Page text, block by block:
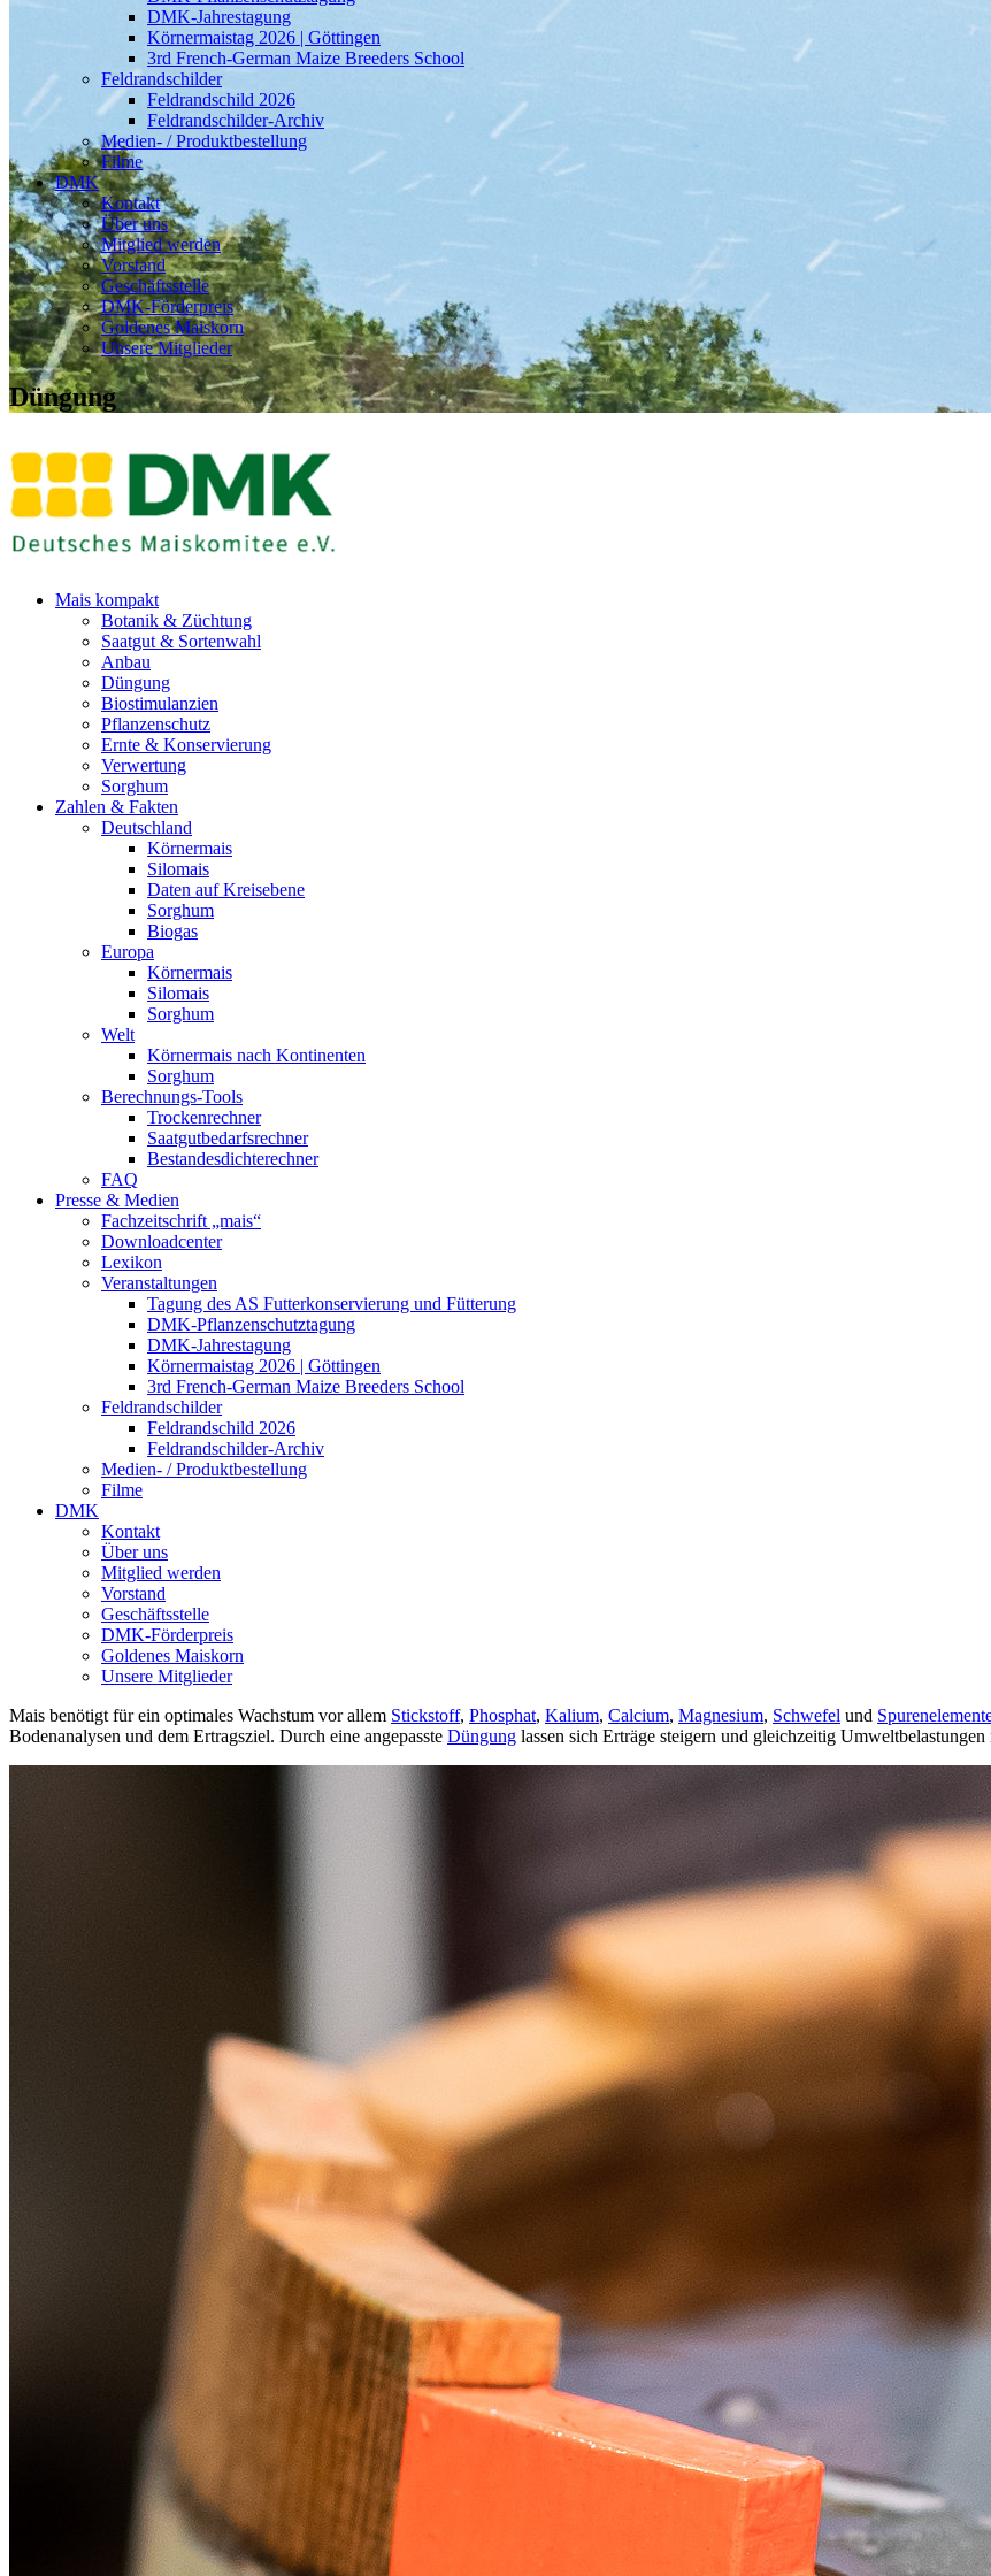
DMK-Jahrestagung
Körnermaistag 2026 | Göttingen
3rd French-German Maize Breeders School
Feldrandschilder
Feldrandschild 2026
Feldrandschilder-Archiv
Medien- / Produktbestellung
Filme
DMK
Kontakt
Über uns
Mitglied werden
Vorstand
Geschäftsstelle
DMK-Förderpreis
Goldenes Maiskorn
Unsere Mitglieder
Düngung
Mais kompakt
Botanik & Züchtung
Saatgut & Sortenwahl
Anbau
Düngung
Biostimulanzien
Pflanzenschutz
Ernte & Konservierung
Verwertung
Sorghum
Zahlen & Fakten
Deutschland
Körnermais
Silomais
Daten auf Kreisebene
Sorghum
Biogas
Europa
Körnermais
Silomais
Sorghum
Welt
Körnermais nach Kontinenten
Sorghum
Berechnungs-Tools
Trockenrechner
Saatgutbedarfsrechner
Bestandesdichterechner
FAQ
Presse & Medien
Fachzeitschrift „mais“
Downloadcenter
Lexikon
Veranstaltungen
Tagung des AS Futterkonservierung und Fütterung
DMK-Pflanzenschutztagung
DMK-Jahrestagung
Körnermaistag 2026 | Göttingen
3rd French-German Maize Breeders School
Feldrandschilder
Feldrandschild 2026
Feldrandschilder-Archiv
Medien- / Produktbestellung
Filme
DMK
Kontakt
Über uns
Mitglied werden
Vorstand
Geschäftsstelle
DMK-Förderpreis
Goldenes Maiskorn
Unsere Mitglieder
Mais benötigt für ein optimales Wachstum vor allem Stickstoff, Phosphat, Kalium, Calcium, Magnesium, Schwefel und
Bodenanalysen und dem Ertragsziel. Durch eine angepasste Düngung lassen sich Erträge steigern und gleichzeitig Umweltbelastungen